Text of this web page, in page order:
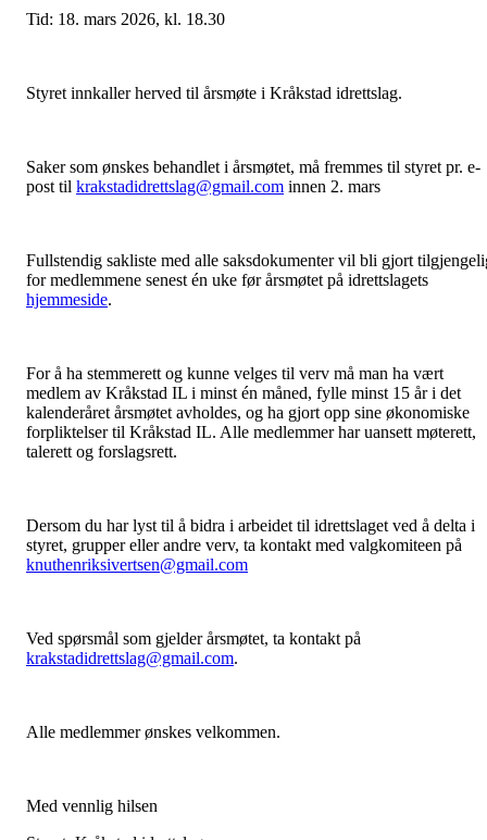
Tid: 18. mars 2026, kl. 18.30
Styret innkaller herved til årsmøte i Kråkstad idrettslag.
Saker som ønskes behandlet i årsmøtet, må fremmes til styret pr. e-
post til krakstadidrettslag@gmail.com innen 2. mars
Fullstendig sakliste med alle saksdokumenter vil bli gjort
for medlemmene senest én uke før årsmøtet på idrettslagets
hjemmeside.
For å ha stemmerett og kunne velges til verv må man ha vært
medlem av Kråkstad IL i minst én måned, fylle minst 15 år i det
kalenderåret årsmøtet avholdes, og ha gjort opp sine økonomiske
forpliktelser til Kråkstad IL. Alle medlemmer har uansett møterett,
talerett og forslagsrett.
Dersom du har lyst til å bidra i arbeidet til idrettslaget ved å delta i
styret, grupper eller andre verv, ta kontakt med valgkomiteen på
knuthenriksivertsen@gmail.com
Ved spørsmål som gjelder årsmøtet, ta kontakt på
krakstadidrettslag@gmail.com.
Alle medlemmer ønskes velkommen.
Med vennlig hilsen